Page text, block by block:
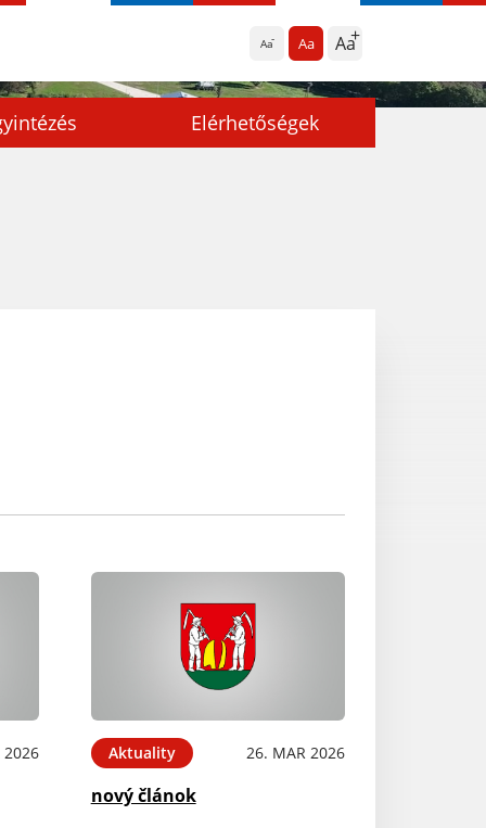
Aa Aa Aa
Elérhetőségek
2026 Aktuality 26. MAR 2026
nový článok